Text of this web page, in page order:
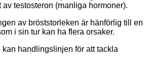
testosteron (manliga hormoner).
av bröststorleken är hänförlig till en
i sin tur kan ha flera orsaker.
handlingslinjen för att tackla